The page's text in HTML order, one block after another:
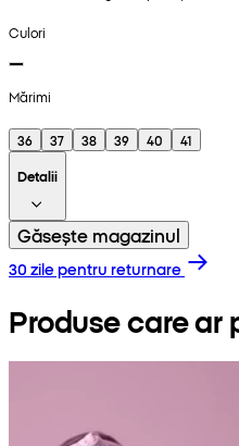
Culori
Mărimi
36 37 38 39 40
41
Detalii
Găsește magazinul
30 zile pentru returnare
Produse care